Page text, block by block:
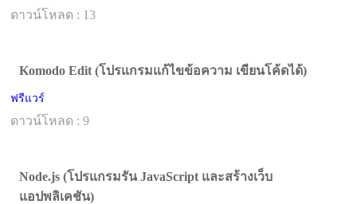
ดาวน์โหลด : 13
Komodo Edit (โปรแกรมแก้ไขข้อความ เขียนโค้ดได้)
ฟรีแวร์
ดาวน์โหลด : 9
Node.js (โปรแกรมรัน JavaScript และสร้างเว็บ
แอปพลิเคชัน)